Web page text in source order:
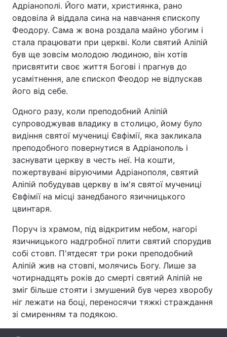
Головна Війна
Україна
Спорт Наука
Техно і зв'язок Лайт
Зброя Інциденти
Здоров'я
Цікавинки Погода
Екологія Регіони
Лонгріди
Відео з Youtube Статті
Інтерв'ю Думки
Адріанополі. Його мати, християнка, рано
овдовіла й віддала сина на навчання єпископу
Феодору. Сама ж вона роздала майно убогим і
стала працювати при церкві. Коли святий Аліпій
був ще зовсім молодою людиною, він хотів
присвятити своє життя Богові і прагнув до
усамітнення, але єпископ Феодор не відпускав
його від себе.
Одного разу, коли преподобний Аліпій
супроводжував владику в столицю, йому було
видіння святої мучениці Євфімії, яка закликала
преподобного повернутися в Адріанополь і
заснувати церкву в честь неї. На кошти,
пожертвувані віруючими Адріанополя, святий
Аліпій побудував церкву в ім'я святої мучениці
Євфімії на місці занедбаного язичницького
цвинтаря.
Поруч із храмом, під відкритим небом, нагорі
язичницького надгробної плити святий спорудив
собі стовп. П'ятдесят три роки преподобний
Аліпій жив на стовпі, молячись Богу. Лише за
чотирнадцять років до смерті святий Аліпій не
зміг більше стояти і змушений був через хворобу
ніг лежати на боці, переносячи тяжкі страждання
зі смиренням та подякою.